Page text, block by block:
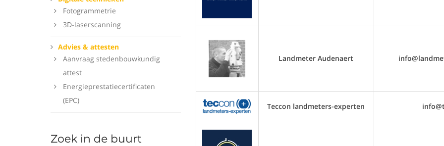
Fotogrammetrie
3D-laserscanning
Advies & attesten
Aanvraag stedenbouwkundig
attest
Energieprestatiecertificaten
(EPC)
Zoek in de buurt
Landmeter Audenaert
Teccon landmeters-experten